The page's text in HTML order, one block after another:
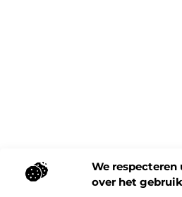
We
over het